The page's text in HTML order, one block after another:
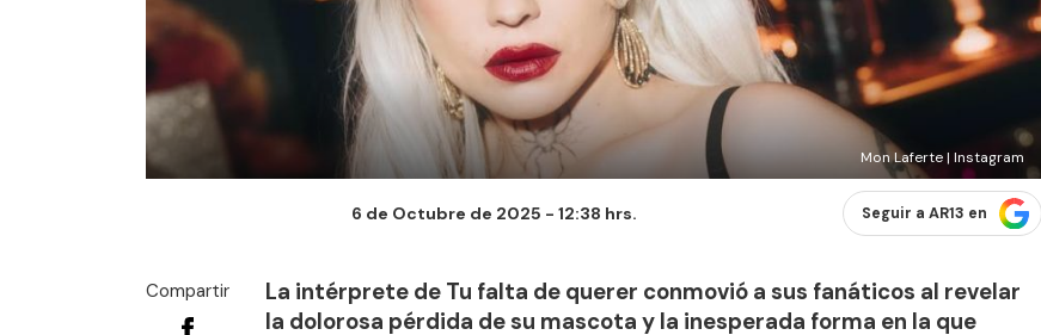
Mon Laferte | Instagram
6 de Octubre de 2025 - 12:38 hrs. Seguir a AR13 en
Compartir
La intérprete de Tu falta de querer conmovió a sus fanáticos al revelar
la dolorosa pérdida de su mascota y la inesperada forma en la que